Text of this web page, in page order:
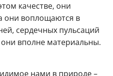
качестве, они
они воплощаются в
сердечных пульсаций
вполне материальны.
нами в природе –